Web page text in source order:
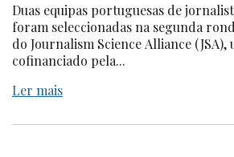
Duas equipas portuguesas de
foram seleccionadas na segunda
do Journalism Science Alliance
cofinanciado pela...
Ler mais